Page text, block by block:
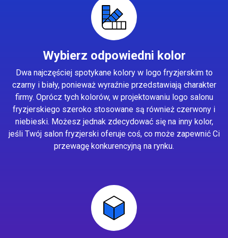
Wybierz odpowiedni kolor
Dwa najczęściej spotykane kolory w logo fryzjerskim to
czarny i biały, ponieważ wyraźnie przedstawiają charakter
firmy. Oprócz tych kolorów, w projektowaniu logo salonu
fryzjerskiego szeroko stosowane są również czerwony i
niebieski. Możesz jednak zdecydować się na inny kolor,
jeśli Twój salon fryzjerski oferuje coś, co może zapewnić Ci
przewagę konkurencyjną na rynku.